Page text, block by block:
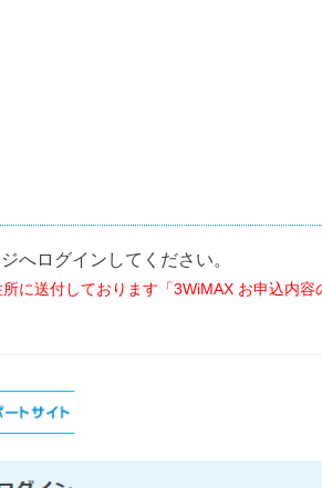
へログインしてください。
に送付しております「3WiMAX お申込内容